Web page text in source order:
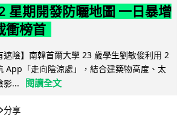
星期開發防曬地圖 一日暴增
衝榜首
遮陰】南韓首爾大學 23 歲學生劉敏俊利用 2
App「走向陰涼處」，結合建築物高度、太
影...
閱讀全文
分享